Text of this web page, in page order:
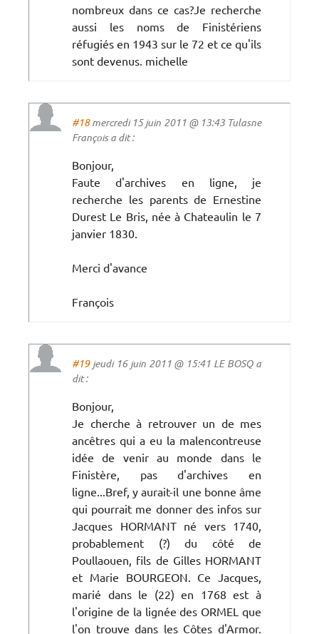
nombreux dans ce cas?Je recherche
aussi les noms de Finistériens
réfugiés en 1943 sur le 72 et ce qu'ils
sont devenus. michelle
#18mercredi 15 juin 2011 @ 13:43 Tulasne
François a dit :
Bonjour,
Faute d'archives en ligne, je
recherche les parents de Ernestine
Durest Le Bris, née à Chateaulin le 7
janvier 1830.
Merci d'avance
François
#19jeudi 16 juin 2011 @ 15:41 LE BOSQ a
dit :
Bonjour,
Je cherche à retrouver un de mes
ancêtres qui a eu la malencontreuse
idée de venir au monde dans le
Finistère, pas d'archives en
ligne...Bref, y aurait-il une bonne âme
qui pourrait me donner des infos sur
Jacques HORMANT né vers 1740,
probablement (?) du côté de
Poullaouen, fils de Gilles HORMANT
et Marie BOURGEON. Ce Jacques,
marié dans le (22) en 1768 est à
l'origine de la lignée des ORMEL que
l'on trouve dans les Côtes d'Armor.